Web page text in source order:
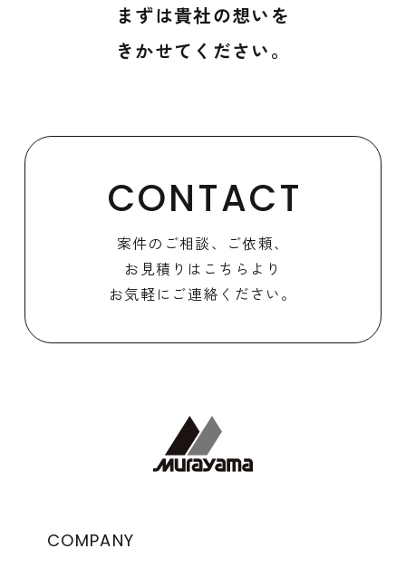
まずは貴社の想いを
きかせてください。
CONTACT
案件のご相談、ご依頼、
お見積りはこちらより
お気軽にご連絡ください。
COMPANY